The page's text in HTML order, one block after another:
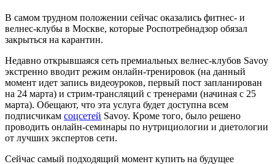
В самом трудном положении сейчас оказались фитнес- и
велнес-клубы в Москве, которые Роспотребнадзор обязал
закрыться на карантин.
Недавно открывшаяся сеть премиальных велнес-клубов Savoy
экстренно вводит режим онлайн-тренировок (на данный
момент идет запись видеоуроков, первый пост запланирован
на 24 марта) и стрим-трансляций с тренерами (начиная с 25
марта). Обещают, что эта услуга будет доступна всем
подписчикам соцсетей Savoy. Кроме того, было решено
проводить онлайн-семинары по нутрициологии и диетологии
от лучших экспертов сети.
Сейчас самый подходящий момент купить на будущее